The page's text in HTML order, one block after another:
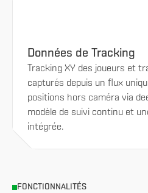
Données de Tracking
Tracking XY des joueurs et
capturés depuis un flux
positions hors caméra via
modèle de suivi continu et
intégrée.
FONCTIONNALITÉS